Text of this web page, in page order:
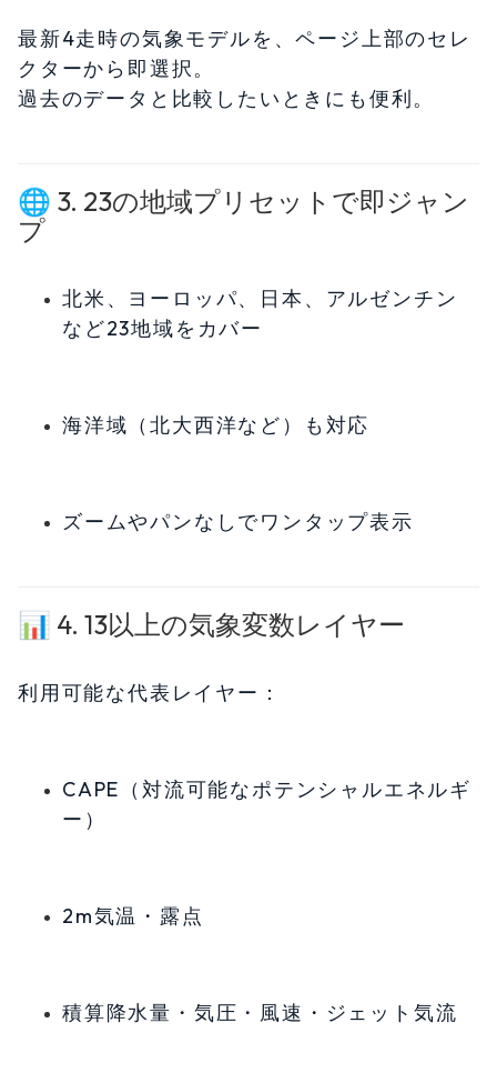
最新4走時の気象モデルを、ページ上部のセレ
クターから即選択。
過去のデータと比較したいときにも便利。
🌐 3. 23の地域プリセットで即ジャン
プ
北米、ヨーロッパ、日本、アルゼンチン
など23地域をカバー
海洋域（北大西洋など）も対応
ズームやパンなしでワンタップ表示
📊 4. 13以上の気象変数レイヤー
利用可能な代表レイヤー：
CAPE（対流可能なポテンシャルエネルギ
ー）
2m気温・露点
積算降水量・気圧・風速・ジェット気流